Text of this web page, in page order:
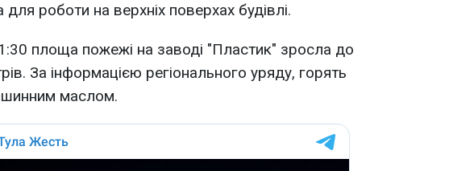
роботи на верхніх поверхах будівлі.
площа пожежі на заводі "Пластик" зросла до
За інформацією регіонального уряду, горять
маслом.